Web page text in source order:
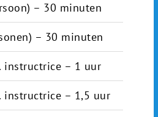
– 30 minuten
– 30 minuten
instructrice – 1 uur
instructrice – 1,5 uur